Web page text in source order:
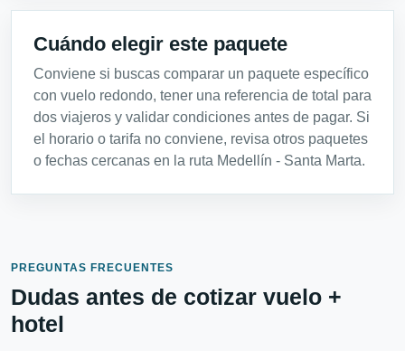
Cuándo elegir este paquete
Conviene si buscas comparar un paquete específico
con vuelo redondo, tener una referencia de total para
dos viajeros y validar condiciones antes de pagar. Si
el horario o tarifa no conviene, revisa otros paquetes
o fechas cercanas en la ruta Medellín - Santa Marta.
PREGUNTAS FRECUENTES
Dudas antes de cotizar vuelo +
hotel